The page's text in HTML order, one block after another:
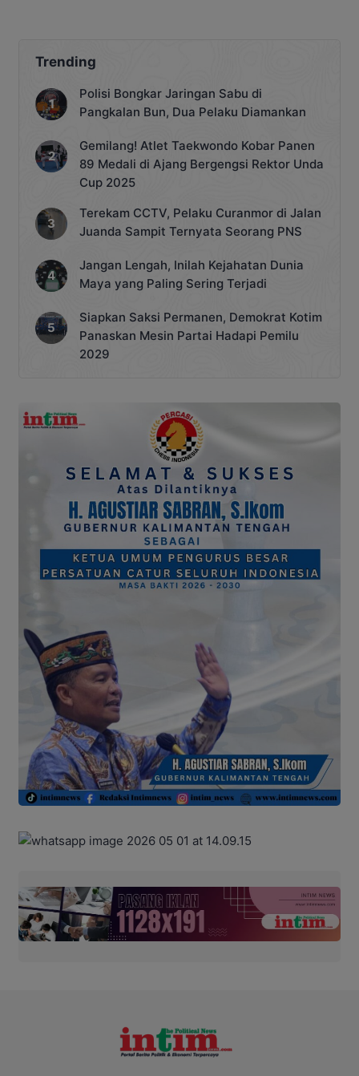
Trending
Polisi Bongkar Jaringan Sabu di
Pangkalan Bun, Dua Pelaku Diamankan
Gemilang! Atlet Taekwondo Kobar Panen
89 Medali di Ajang Bergengsi Rektor Unda
Cup 2025
Terekam CCTV, Pelaku Curanmor di Jalan
Juanda Sampit Ternyata Seorang PNS
Jangan Lengah, Inilah Kejahatan Dunia
Maya yang Paling Sering Terjadi
Siapkan Saksi Permanen, Demokrat Kotim
Panaskan Mesin Partai Hadapi Pemilu
2029